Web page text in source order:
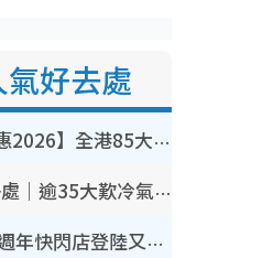
好去處
【8月生日優惠2026】全港85大食買玩著數攻略 自助餐/火鍋放題同行免費＋誠品/DONKI送現金券
香港室內好去處｜逾35大歎冷氣室內好去處推介 室內活動免費避雨無懼落雨
小熊維尼100週年快閃店登陸又一城 重現百畝森林經典場景／獨家限定盲盒登場／專屬DIY香水